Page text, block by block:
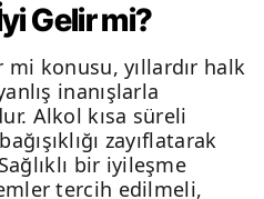
Gelir mi?
konusu, yıllardır halk
inanışlarla
Alkol kısa süreli
zayıflatarak
bir iyileşme
tercih edilmeli,